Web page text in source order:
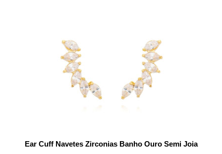
Ear Cuff Navetes Zirconias Banho Ouro Semi Joia